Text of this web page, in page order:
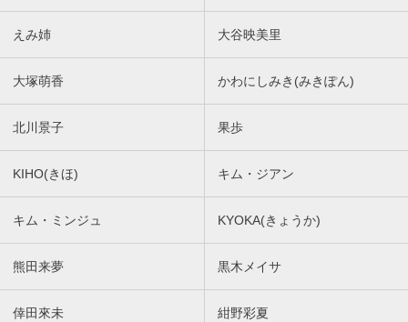
えみ姉 大谷映美里
大塚萌香 かわにしみき(みきぽん)
北川景子 果歩
KIHO(きほ) キム・ジアン
キム・ミンジュ KYOKA(きょうか)
熊田来夢 黒木メイサ
倖田來未 紺野彩夏